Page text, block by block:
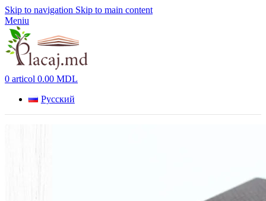
Skip to navigation Skip to main content
Meniu
0 articol 0.00 MDL
Русский